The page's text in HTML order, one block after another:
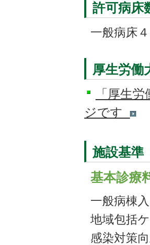
許可病床
一般病床
厚生労働
「厚生
ジです
施設基準
基本診療
一般病棟
地域包括
感染対策